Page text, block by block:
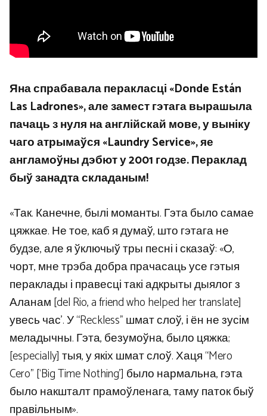
Яна спрабавала перакласці «Donde Están
Las Ladrones», але замест гэтага вырашыла
пачаць з нуля на англійскай мове, у выніку
чаго атрымаўся «Laundry Service», яе
англамоўны дэбют у 2001 годзе. Пераклад
быў занадта складаным!
«Так. Канечне, былі моманты. Гэта было самае
цяжкае. Не тое, каб я думаў, што гэтага не
будзе, але я ўключыў тры песні і сказаў: «О,
чорт, мне трэба добра прачасаць усе гэтыя
пераклады і правесці такі адкрыты дыялог з
Аланам [del Rio, a friend who helped her translate]
увесь час’. У “Reckless” шмат слоў, і ён не зусім
меладычны. Гэта, безумоўна, было цяжка;
[especially] тыя, у якіх шмат слоў. Хаця “Mero
Cero” [‘Big Time Nothing’] было нармальна, гэта
было накшталт прамоўленага, таму паток быў
правільным».